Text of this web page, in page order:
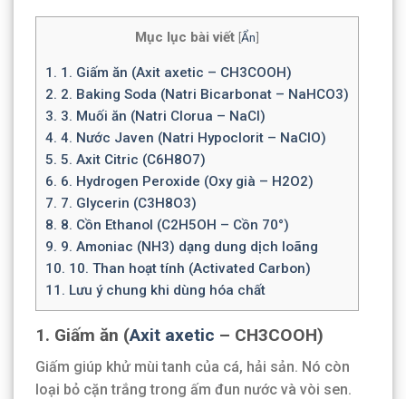
Mục lục bài viết [Ẩn]
1. 1. Giấm ăn (Axit axetic – CH3COOH)
2. 2. Baking Soda (Natri Bicarbonat – NaHCO3)
3. 3. Muối ăn (Natri Clorua – NaCl)
4. 4. Nước Javen (Natri Hypoclorit – NaClO)
5. 5. Axit Citric (C6H8O7)
6. 6. Hydrogen Peroxide (Oxy già – H2O2)
7. 7. Glycerin (C3H8O3)
8. 8. Cồn Ethanol (C2H5OH – Cồn 70°)
9. 9. Amoniac (NH3) dạng dung dịch loãng
10. 10. Than hoạt tính (Activated Carbon)
11. Lưu ý chung khi dùng hóa chất
1. Giấm ăn (Axit axetic – CH3COOH)
Giấm giúp khử mùi tanh của cá, hải sản. Nó còn
loại bỏ cặn trắng trong ấm đun nước và vòi sen.